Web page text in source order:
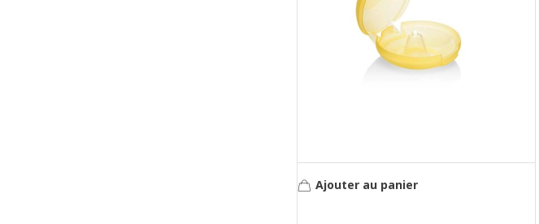
Ajouter au panier